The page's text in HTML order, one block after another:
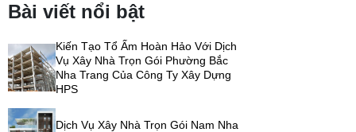
Bài viết nổi bật
Kiến Tạo Tổ Ấm Hoàn Hảo Với Dịch
Vụ Xây Nhà Trọn Gói Phường Bắc
Nha Trang Của Công Ty Xây Dựng
HPS
Dịch Vụ Xây Nhà Trọn Gói Nam Nha